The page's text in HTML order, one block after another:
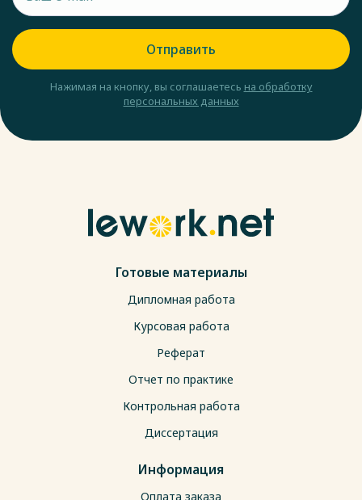
Отправить
Нажимая на кнопку, вы соглашаетесь на обработку
персональных данных
Готовые материалы
Дипломная работа
Курсовая работа
Реферат
Отчет по практике
Контрольная работа
Диссертация
Информация
Оплата заказа